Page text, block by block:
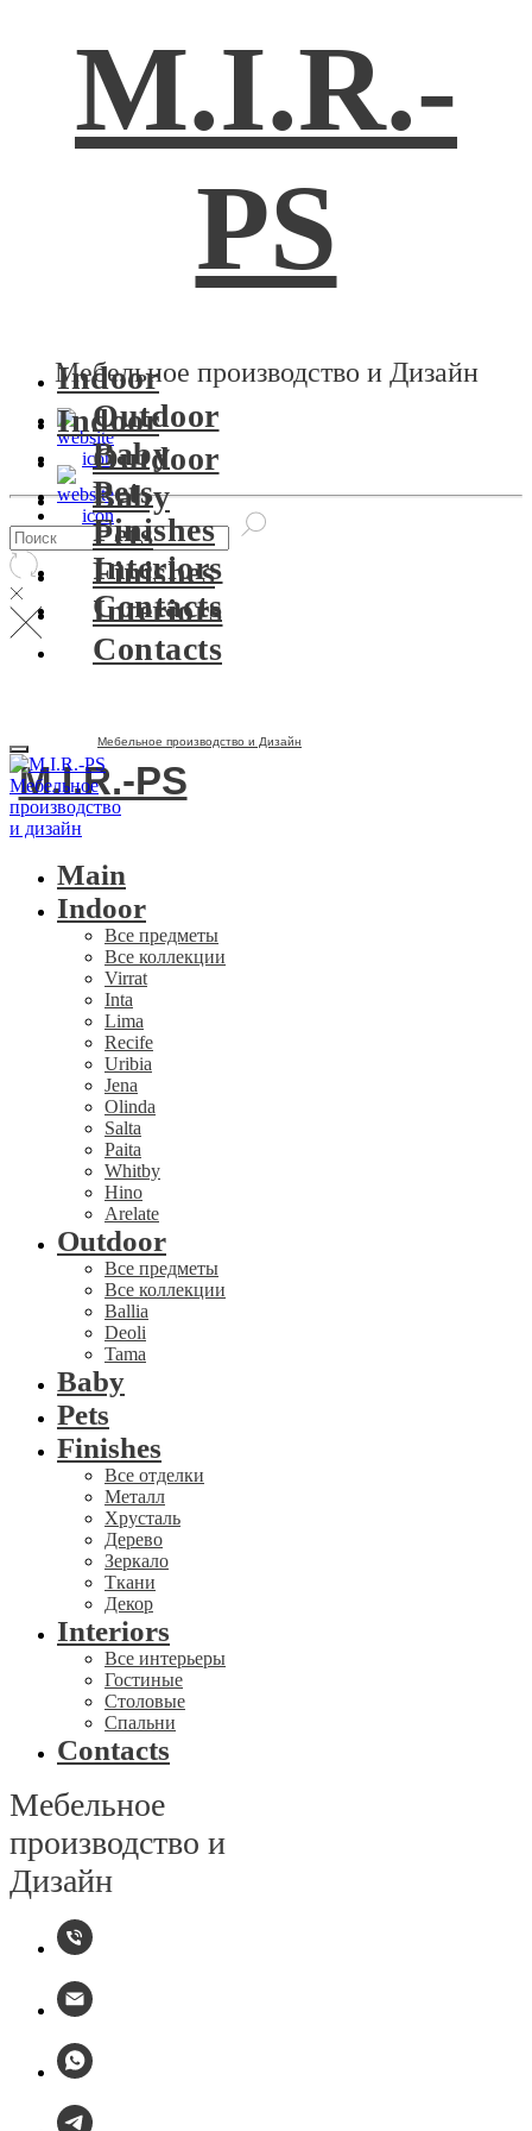
M.I.R.-
PS
Мебельное производство и Дизайн
Indoor
Outdoor
Baby
Pets
Finishes
Interiors
Contacts
Indoor
Outdoor
Baby
Pets
Finishes
Interiors
Contacts
Мебельное производство и Дизайн
M.I.R.-PS
Main
Indoor
Все предметы
Все коллекции
Virrat
Inta
Lima
Recife
Uribia
Jena
Olinda
Salta
Paita
Whitby
Hino
Arelate
Outdoor
Все предметы
Все коллекции
Ballia
Deoli
Tama
Baby
Pets
Finishes
Все отделки
Металл
Хрусталь
Дерево
Зеркало
Ткани
Декор
Interiors
Все интерьеры
Гостиные
Столовые
Спальни
Contacts
Мебельное
производство и
Дизайн